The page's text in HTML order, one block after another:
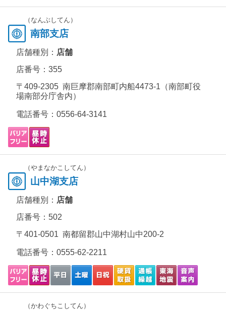
（なんぶしてん）
南部支店
店舗種別： 店舗
店番号：355
〒409-2305 南巨摩郡南部町内船4473-1（南部町役
場南部分庁舎内）
電話番号： 0556-64-3141
（やまなかこしてん）
山中湖支店
店舗種別： 店舗
店番号：502
〒401-0501 南都留郡山中湖村山中200-2
電話番号： 0555-62-2211
（かわぐちこしてん）